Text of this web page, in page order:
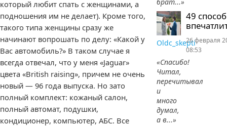
который любит спать с женщинами, а
подношения им не делает). Кроме того,
такого типа женщины сразу же
начинают вопрошать по делу: «Какой у
Вас автомобиль?» В таком случае я
всегда отвечал, что у меня «Jaguar»
цвета «British raising», причем не очень
новый — 96 года выпуска. Но зато
полный комплект: кожаный салон,
полный автомат, подушки,
кондиционер, компьютер, АБС. Все
брат...»
49
Oldc_skepti
«Спасибо!
Читал,
перечитывал
и
много
думал,
а в...»
26 февраля
08:53